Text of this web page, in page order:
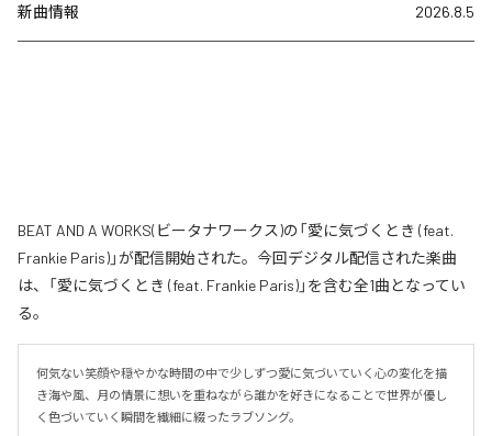
新曲情報 2026.8.5
BEAT AND A WORKS(ビータナワークス)の「愛に気づくとき (feat.
Frankie Paris)」が配信開始された。今回デジタル配信された楽曲
は、「愛に気づくとき (feat. Frankie Paris)」を含む全1曲となってい
る。
何気ない笑顔や穏やかな時間の中で少しずつ愛に気づいていく心の変化を描
き海や風、月の情景に想いを重ねながら誰かを好きになることで世界が優し
く色づいていく瞬間を繊細に綴ったラブソング。